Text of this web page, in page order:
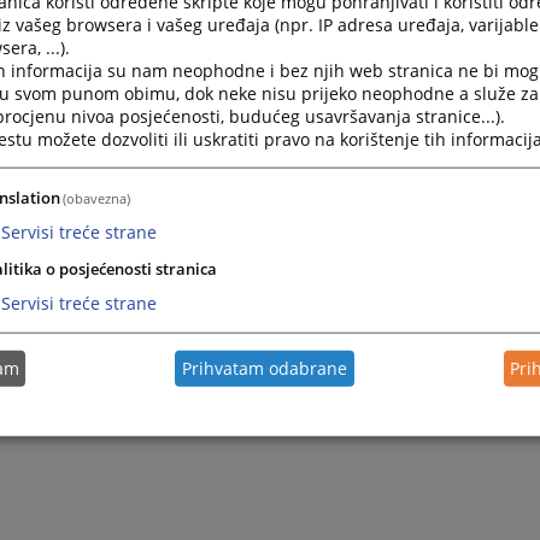
se da ćete zadovoljiti Vašu znatiželju i pronaći potrebne
sliku o našim uslugama.
V.D.
vašeg browsera i vašeg uređaja (npr. IP adresa uređaja,
...).
informacija su nam neophodne i bez njih web stranica ne bi
svom punom obimu, dok neke nisu prijeko neophodne a služe
nivoa posjećenosti, budućeg usavršavanja stranice...).
možete dozvoliti ili uskratiti pravo na korištenje tih
(obavezna)
Servisi treće strane
o posjećenosti stranica
Servisi treće strane
Prihvatam odabrane